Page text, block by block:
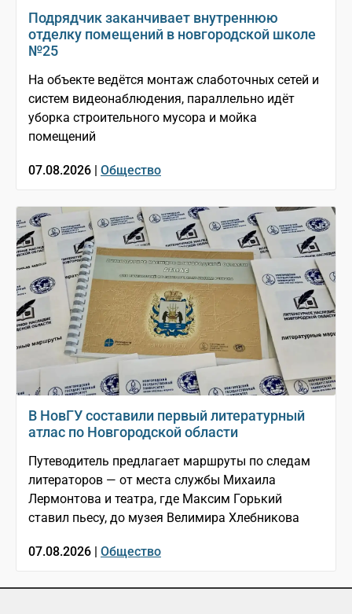
Подрядчик заканчивает внутреннюю
отделку помещений в новгородской школе
№25
На объекте ведётся монтаж слаботочных сетей и
систем видеонаблюдения, параллельно идёт
уборка строительного мусора и мойка
помещений
07.08.2026 | Общество
В НовГУ составили первый литературный
атлас по Новгородской области
Путеводитель предлагает маршруты по следам
литераторов — от места службы Михаила
Лермонтова и театра, где Максим Горький
ставил пьесу, до музея Велимира Хлебникова
07.08.2026 | Общество